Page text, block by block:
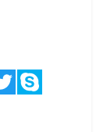
Twitter